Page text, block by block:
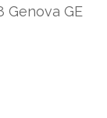
Genova GE